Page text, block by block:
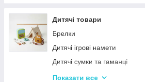
Столовий посуд
Хвойні гірлянди
Дитячі товари
Брелки
Дитячі ігрові намети
Дитячі сумки та гаманці
Дитячі фотокамери
Показати все